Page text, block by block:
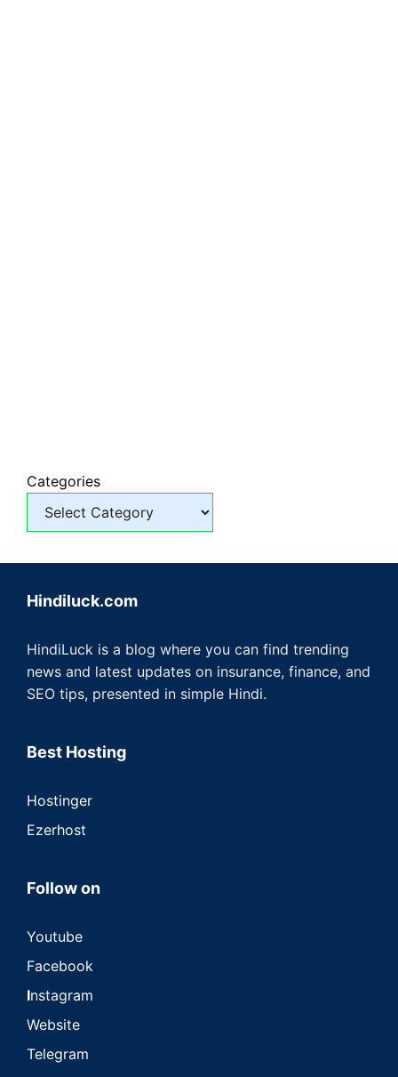
Categories
Hindiluck.com
HindiLuck is a blog where you can find trending
news and latest updates on insurance, finance, and
SEO tips, presented in simple Hindi.
Best Hosting
Hostinger
Ezerhost
Follow on
Youtube
Facebook
Instagram
Website
Telegram